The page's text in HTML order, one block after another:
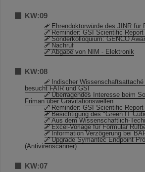
KW:09
Ehrendoktorwürde des JINR
Reminder: GSI Scientific Report
Sonderkolloquium: GENCO
Nachruf
Abgabe von NIM - Elektronik
KW:08
Indischer
besucht FAIR und GSI
Überragendes Interesse beim
Friman über Gravitationswellen
Reminder: GSI Scientific Report
Besichtigung des "Green IT
Aus dem Wissenschaftlich-
Excel-Vorlage für Formular
Information Verzögerung bei
Upgrade Symantec Endpoint
(Antivirenscanner)
KW:07